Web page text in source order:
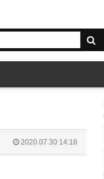
2020.07.30 14:16